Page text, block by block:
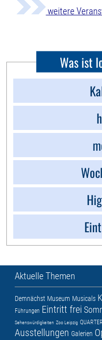
weitere
Was ist
Aktuelle Themen
Demnächst Museum Musicals
Führungen Eintritt frei
Sehenswürdigkeiten Zoo Leipzig
Ausstellungen Galerien